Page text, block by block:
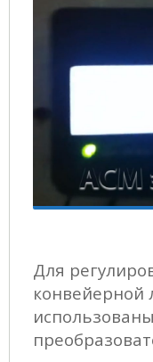
Для
конвейерной